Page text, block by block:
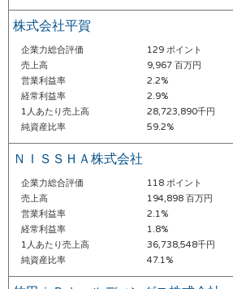
株式会社平賀
企業力総合評価
129 ポイント
売上高
9,967 百万円
営業利益率
2.2%
経常利益率
2.9%
1人あたり売上高
28,723,890千円
純資産比率
59.2%
ＮＩＳＳＨＡ株式会社
企業力総合評価
118 ポイント
売上高
194,898 百万円
営業利益率
2.1%
経常利益率
1.8%
1人あたり売上高
36,738,548千円
純資産比率
47.1%